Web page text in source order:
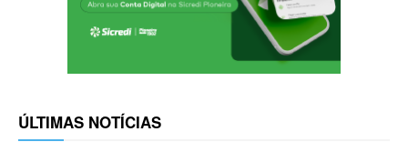
ÚLTIMAS NOTÍCIAS